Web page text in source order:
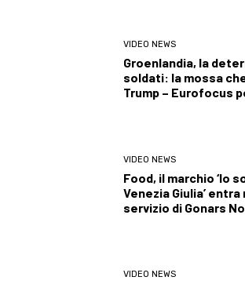
VIDEO NEWS
Groenlandia, la
soldati: la mossa
Trump – Eurofocus
VIDEO NEWS
Food, il marchio ‘Io
Venezia Giulia’ entra
servizio di Gonars
VIDEO NEWS